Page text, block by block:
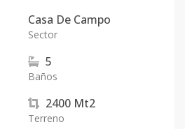
Casa De Campo
Sector
5
Baños
2400 Mt2
Terreno